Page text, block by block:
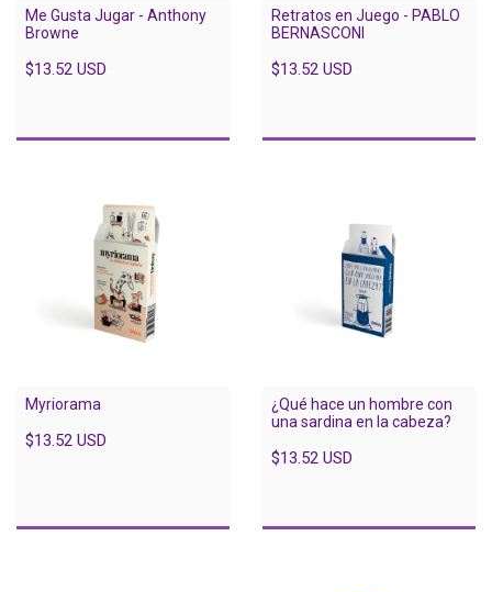
Me Gusta Jugar - Anthony
Browne
$13.52 USD
Retratos en Juego - PABLO
BERNASCONI
$13.52 USD
Myriorama
$13.52 USD
¿Qué hace un hombre con
una sardina en la cabeza?
$13.52 USD